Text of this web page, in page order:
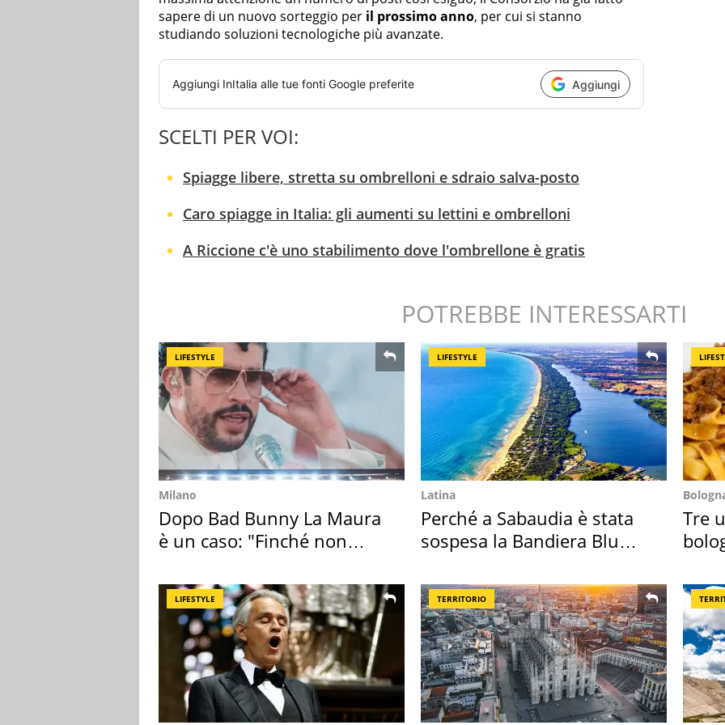
sapere di un nuovo sorteggio per il prossimo anno, per cui si stanno
studiando soluzioni tecnologiche più avanzate.
Aggiungi InItalia alle tue fonti Google preferite Aggiungi
SCELTI PER VOI:
Spiagge libere, stretta su ombrelloni e sdraio salva-posto
Caro spiagge in Italia: gli aumenti su lettini e ombrelloni
A Riccione c'è uno stabilimento dove l'ombrellone è gratis
POTREBBE INTERESSARTI
LIFESTYLE
Milano
Dopo Bad Bunny La Maura
è un caso: "Finché non
LIFESTYLE
Latina
Perché a Sabaudia è stata
sospesa la Bandiera Blu
Tre
LIFESTYLE TERRITORIO